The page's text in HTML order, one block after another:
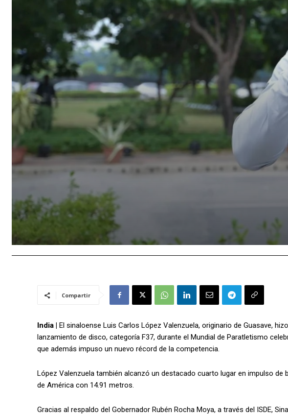
Compartir
India |
El sinaloense Luis Carlos López Valenzuela, originario de Guasave,
lanzamiento de disco, categoría F37, durante el Mundial de Paratletismo
que además impuso un nuevo récord de la competencia.
López Valenzuela también alcanzó un destacado cuarto lugar en impulso de
de América con 14.91 metros.
Gracias al respaldo del Gobernador Rubén Rocha Moya, a través del ISDE,